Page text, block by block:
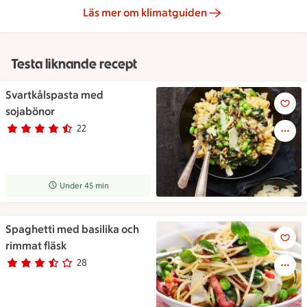
Läs mer om klimatguiden
Testa liknande recept
Svartkålspasta med
sojabönor
Betyg 4.5 av 5. 22
22 personer har röstat
Receptet tar Under 45 min att tillaga
Under 45 min
Svartkålspasta med sojabönor
Spaghetti med basilika och
rimmat fläsk
Betyg 3.7 av 5. 28
28 personer har röstat
Spaghetti med basilika och